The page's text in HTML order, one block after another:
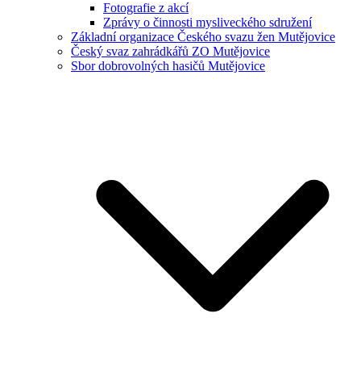
Fotografie z akcí
Zprávy o činnosti mysliveckého sdružení
Základní organizace Českého svazu žen Mutějovice
Český svaz zahrádkářů ZO Mutějovice
Sbor dobrovolných hasičů Mutějovice